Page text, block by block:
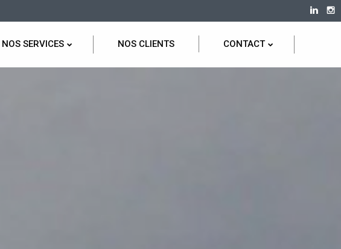
NOS SERVICES NOS CLIENTS CONTACT